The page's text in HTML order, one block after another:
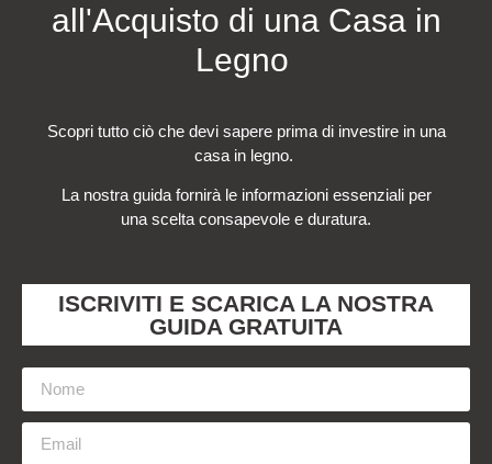
all'Acquisto di una Casa in
Legno
Scopri tutto ciò che devi sapere prima di investire in una
casa in legno.
La nostra guida fornirà le informazioni essenziali per
una scelta consapevole e duratura.
ISCRIVITI E SCARICA LA NOSTRA
GUIDA GRATUITA